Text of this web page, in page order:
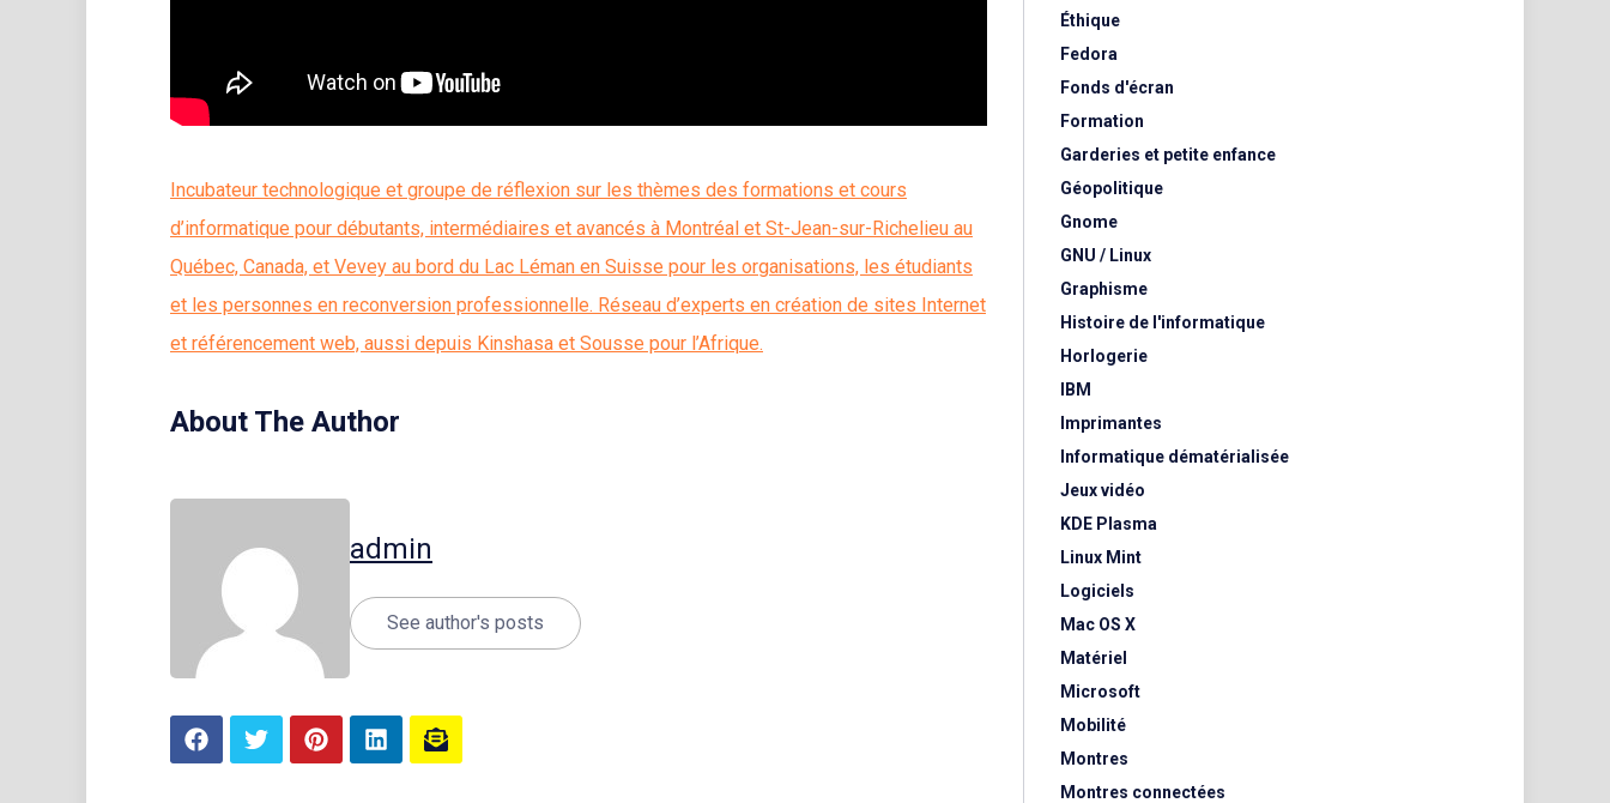
Incubateur technologique et groupe de réflexion sur les thèmes des formations et cours
d’informatique pour débutants, intermédiaires et avancés à Montréal et St-Jean-sur-Richelieu au
Québec, Canada, et Vevey au bord du Lac Léman en Suisse pour les organisations, les étudiants
et les personnes en reconversion professionnelle. Réseau d’experts en création de sites Internet
et référencement web, aussi depuis Kinshasa et Sousse pour l’Afrique.
About The Author
admin
See author's posts
Éthique
Fedora
Fonds d'écran
Formation
Garderies et petite enfance
Géopolitique
Gnome
GNU / Linux
Graphisme
Histoire de l'informatique
Horlogerie
IBM
Imprimantes
Informatique dématérialisée
Jeux vidéo
KDE Plasma
Linux Mint
Logiciels
Mac OS X
Matériel
Microsoft
Mobilité
Montres
Montres connectées